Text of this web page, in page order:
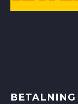
BETALNING